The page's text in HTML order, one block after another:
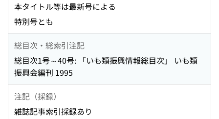
本タイトル等は最新号による
特別号とも
総目次・総索引注記
総目次1号～40号: 「いも類振興情報総目次」 いも類
振興会編刊 1995
注記（採録）
雑誌記事索引採録あり